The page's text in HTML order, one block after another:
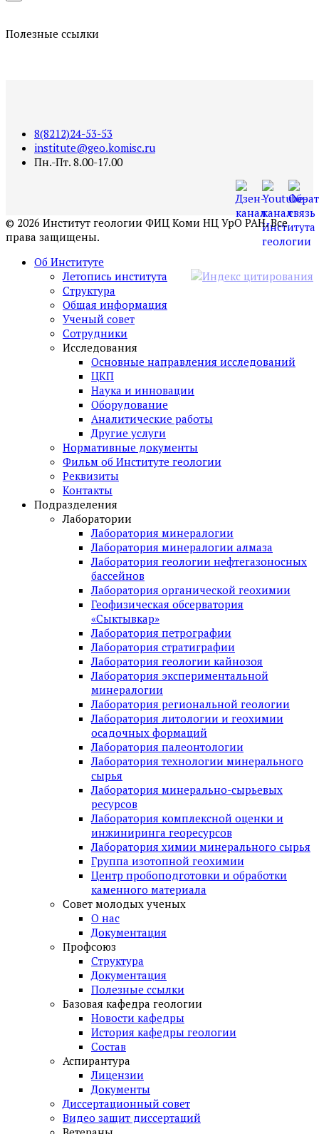
Полезные ссылки
8(8212)24-53-53
institute@geo.komisc.ru
Пн.-Пт. 8.00-17.00
© 2026 Институт геологии ФИЦ Коми НЦ УрО РАН. Все
права защищены.
Об Институте
Летопись института
Структура
Общая информация
Ученый совет
Сотрудники
Исследования
Основные направления исследований
ЦКП
Наука и инновации
Оборудование
Аналитические работы
Другие услуги
Нормативные документы
Фильм об Институте геологии
Реквизиты
Контакты
Подразделения
Лаборатории
Лаборатория минералогии
Лаборатория минералогии алмаза
Лаборатория геологии нефтегазоносных
бассейнов
Лаборатория органической геохимии
Геофизическая обсерватория
«Сыктывкар»
Лаборатория петрографии
Лаборатория стратиграфии
Лаборатория геологии кайнозоя
Лаборатория экспериментальной
минералогии
Лаборатория региональной геологии
Лаборатория литологии и геохимии
осадочных формаций
Лаборатория палеонтологии
Лаборатория технологии минерального
сырья
Лаборатория минерально-сырьевых
ресурсов
Лаборатория комплексной оценки и
инжиниринга георесурсов
Лаборатория химии минерального сырья
Группа изотопной геохимии
Центр пробоподготовки и обработки
каменного материала
Совет молодых ученых
О нас
Документация
Профсоюз
Структура
Документация
Полезные ссылки
Базовая кафедра геологии
Новости кафедры
История кафедры геологии
Состав
Аспирантура
Лицензии
Документы
Диссертационный совет
Видео защит диссертаций